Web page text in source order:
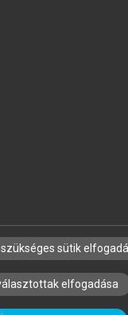
CÉGEKNEK
ÉS LEKTORÁLÁSI
szükséges sütik
elfogadása